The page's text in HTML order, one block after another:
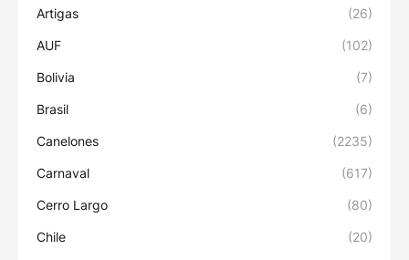
Artigas (26)
AUF (102)
Bolivia (7)
Brasil (6)
Canelones (2235)
Carnaval (617)
Cerro Largo (80)
Chile (20)